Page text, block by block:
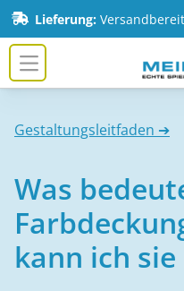
Zum Inhalt springen
Lieferung:Versandbereit in 2-4
Gestaltungsleitfaden ➔
Was
kann ich